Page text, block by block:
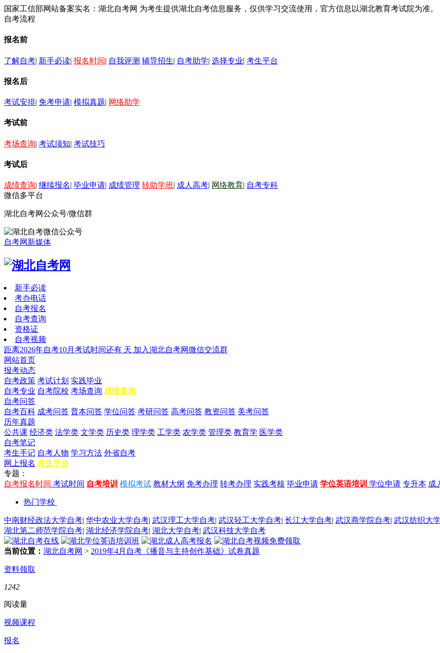
国家工信部网站备案实名：湖北自考网 为考生提供湖北自考信息服务，仅供学习交流使用，官方信息以湖北教育考试院为准。
自考流程
报名前
了解自考| 新手必读| 报名时间| 自我评测 辅导招生| 自考助学| 选择专业| 考生平台
报名后
考试安排| 免考申请| 模拟真题| 网络助学
考试前
考场查询| 考试须知| 考试技巧
考试后
成绩查询| 继续报名| 毕业申请| 成绩管理 转助学班| 成人高考| 网络教育| 自考专科
微信多平台
湖北自考网公众号/微信群
自考网新媒体
新手必读
考办电话
自考报名
自考查询
资格证
自考视频
距离2026年自考10月考试时间还有 天 加入湖北自考网微信交流群
网站首页
报考动态
自考政策 考试计划 实践毕业
自考专业 自考院校 考场查询 成绩查询
自考问答
自考百科 成考问答 普本问答 学位问答 考研问答 高考问答 教资问答 美考问答
历年真题
公共课 经济类 法学类 文学类 历史类 理学类 工学类 农学类 管理类 教育学 医学类
自考笔记
考生手记 自考人物 学习方法 外省自考
网上报名 考生平台
专题：
自考报名时间 考试时间 自考培训 模拟考试 教材大纲 免考办理 转考办理 实践考核 毕业申请 学位英语培训 学位申请 专升本 成
热门学校
中南财经政法大学自考| 华中农业大学自考| 武汉理工大学自考| 武汉轻工大学自考| 长江大学自考| 武汉商学院自考| 武汉纺织大
湖北第二师范学院自考| 湖北经济学院自考| 湖北大学自考| 武汉科技大学自考
当前位置： 湖北自考网 > 2019年4月自考《播音与主持创作基础》试卷真题
资料领取
1242
阅读量
视频课程
报名